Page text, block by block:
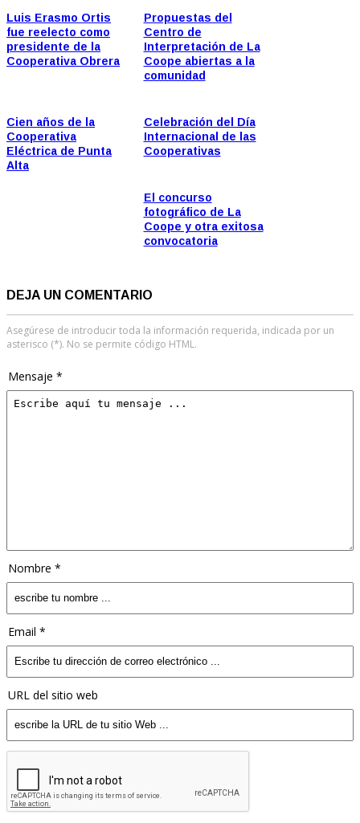
Luis Erasmo Ortis
fue reelecto como
presidente de la
Cooperativa Obrera
Propuestas del
Centro de
Interpretación de La
Coope abiertas a la
comunidad
Cien años de la
Cooperativa
Eléctrica de Punta
Alta
Celebración del Día
Internacional de las
Cooperativas
El concurso
fotográfico de La
Coope y otra exitosa
convocatoria
DEJA UN COMENTARIO
Asegúrese de introducir toda la información requerida, indicada por un
asterisco (*). No se permite código HTML.
Mensaje *
Nombre *
Email *
URL del sitio web